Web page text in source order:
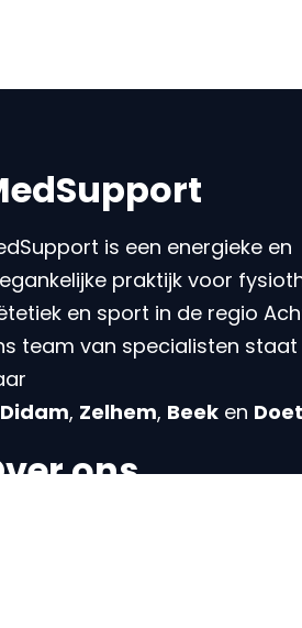
is een energieke en
praktijk voor
en sport in de regio
team van specialisten
Didam, Zelhem, Beek en
ons